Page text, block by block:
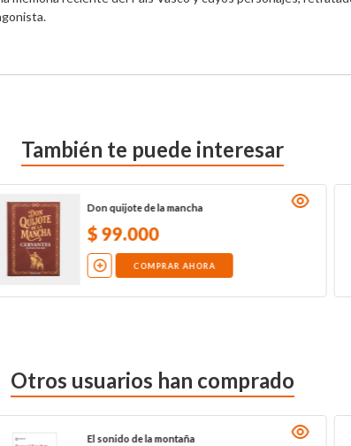
También te puede interesar
Don quijote de la mancha
$99.000
COMPRAR AHORA
Otros usuarios han comprado
El sonido de la montaña